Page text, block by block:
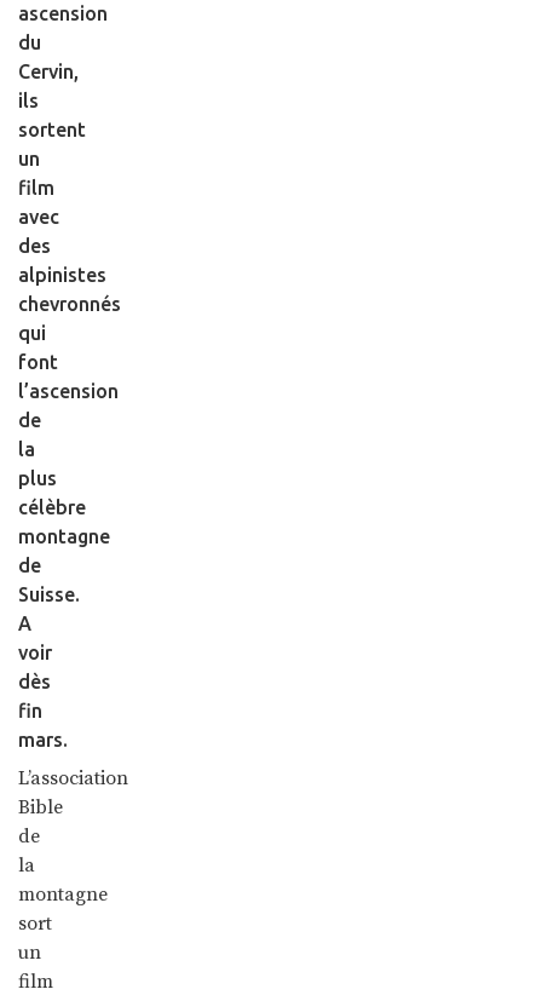
ascension
du
Cervin,
ils
sortent
un
film
avec
des
alpinistes
chevronnés
qui
font
l’ascension
de
la
plus
célèbre
montagne
de
Suisse.
A
voir
dès
fin
mars.
L’association
Bible
de
la
montagne
sort
un
film